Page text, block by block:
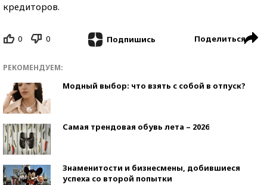
кредиторов.
0 0 Подпишись Поделиться
РЕКОМЕНДУЕМ:
Модный выбор: что взять с собой в отпуск?
Самая трендовая обувь лета – 2026
Знаменитости и бизнесмены, добившиеся
успеха со второй попытки